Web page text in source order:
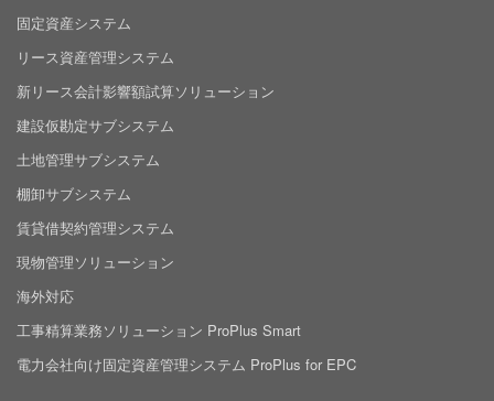
固定資産システム
リース資産管理システム
新リース会計影響額試算ソリューション
建設仮勘定サブシステム
土地管理サブシステム
棚卸サブシステム
賃貸借契約管理システム
現物管理ソリューション
海外対応
工事精算業務ソリューション ProPlus Smart
電力会社向け固定資産管理システム ProPlus for EPC